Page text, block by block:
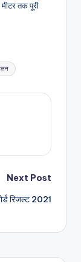
तक पूरी
Next Post
रिजल्ट 2021